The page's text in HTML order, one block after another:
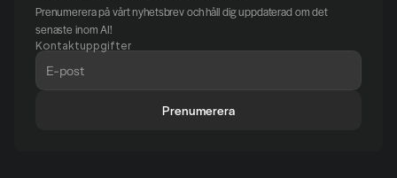
Prenumerera på vårt nyhetsbrev och håll dig uppdaterad om det
senaste inom AI!
Kontaktuppgifter
Prenumerera